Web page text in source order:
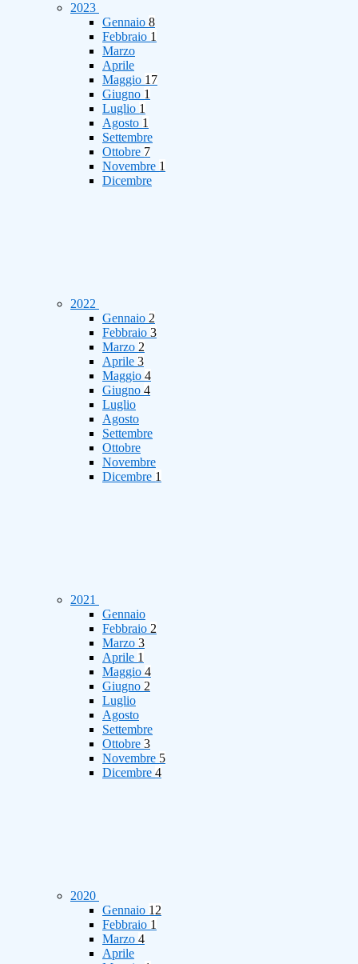
2023
Gennaio 8
Febbraio 1
Marzo
Aprile
Maggio 17
Giugno 1
Luglio 1
Agosto 1
Settembre
Ottobre 7
Novembre 1
Dicembre
2022
Gennaio 2
Febbraio 3
Marzo 2
Aprile 3
Maggio 4
Giugno 4
Luglio
Agosto
Settembre
Ottobre
Novembre
Dicembre 1
2021
Gennaio
Febbraio 2
Marzo 3
Aprile 1
Maggio 4
Giugno 2
Luglio
Agosto
Settembre
Ottobre 3
Novembre 5
Dicembre 4
2020
Gennaio 12
Febbraio 1
Marzo 4
Aprile